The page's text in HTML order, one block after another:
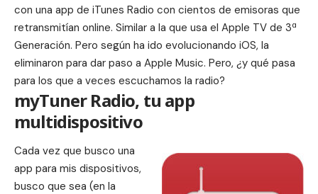
con una app de iTunes Radio con cientos de emisoras que
retransmitían online. Similar a la que usa el Apple TV de 3ª
Generación. Pero según ha ido evolucionando iOS, la
eliminaron para dar paso a Apple Music. Pero, ¿y qué pasa
para los que a veces escuchamos la radio?
myTuner Radio, tu app
multidispositivo
Cada vez que busco una
app para mis dispositivos,
busco que sea (en la